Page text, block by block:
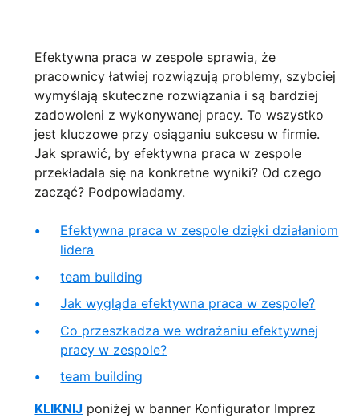
Efektywna praca w zespole sprawia, że
pracownicy łatwiej rozwiązują problemy, szybciej
wymyślają skuteczne rozwiązania i są bardziej
zadowoleni z wykonywanej pracy. To wszystko
jest kluczowe przy osiąganiu sukcesu w firmie.
Jak sprawić, by efektywna praca w zespole
przekładała się na konkretne wyniki? Od czego
zacząć? Podpowiadamy.
Efektywna praca w zespole dzięki działaniom
lidera
team building
Jak wygląda efektywna praca w zespole?
Co przeszkadza we wdrażaniu efektywnej
pracy w zespole?
team building
KLIKNIJ poniżej w banner Konfigurator Imprez